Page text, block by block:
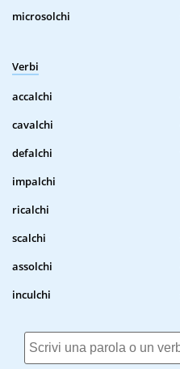
microsolchi
Verbi
accalchi
cavalchi
defalchi
impalchi
ricalchi
scalchi
assolchi
inculchi